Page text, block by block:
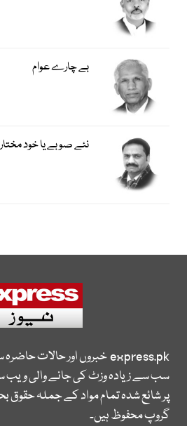
بے چارے عوام
نئے صوبے یا خود
express.pkخبروں اور حالات
سب سے زیادہ وزٹ کی جانے والی
پر شائع شدہ تمام مواد کے جملہ حقوق
گروپ محفوظ ہیں۔